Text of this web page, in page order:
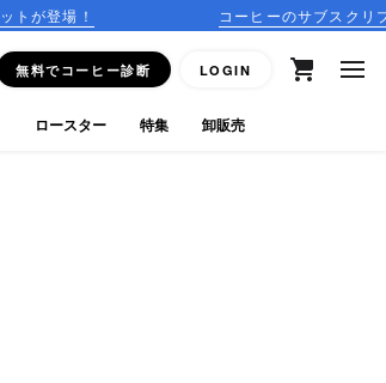
コーヒーのサブスクリプションはこちら
無料でコーヒー診断 LOGIN
ロースター 特集 卸販売